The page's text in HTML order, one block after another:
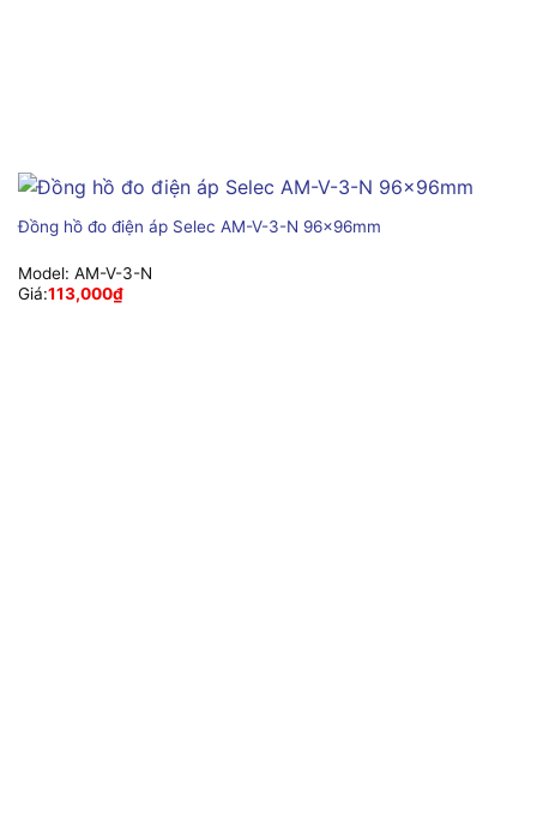
Đồng hồ đo điện áp Selec AM-V-3-N 96x96mm
Model: AM-V-3-N
Giá:113,000₫